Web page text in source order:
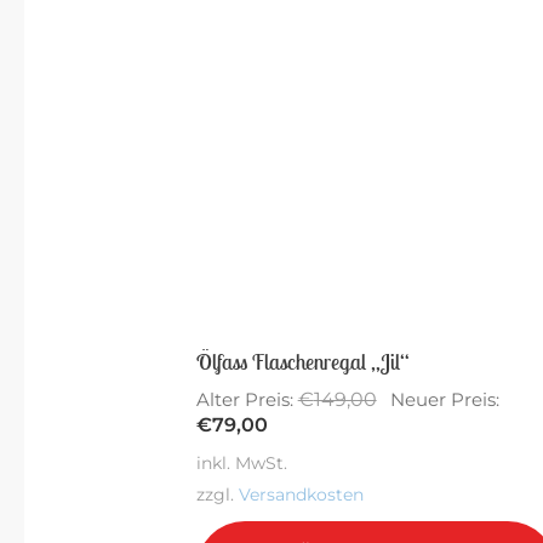
Ölfass Flaschenregal „Jil“
Alter Preis: €149,00
Ursprünglicher
Neuer Preis:
€79,00Aktueller
ist:
€79,00.
inkl. MwSt.
zzgl. Versandkosten